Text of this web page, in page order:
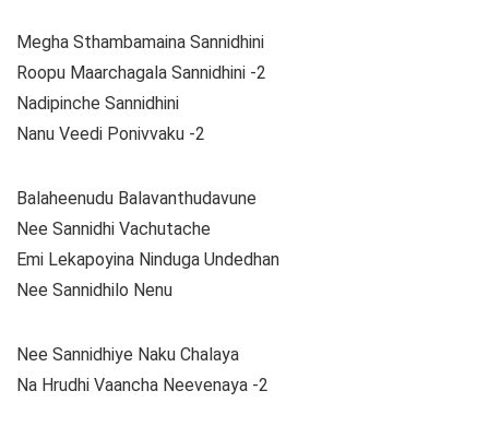
Megha Sthambamaina Sannidhini
Roopu Maarchagala Sannidhini -2
Nadipinche Sannidhini
Nanu Veedi Ponivvaku -2
Balaheenudu Balavanthudavune
Nee Sannidhi Vachutache
Emi Lekapoyina Ninduga Undedhan
Nee Sannidhilo Nenu
Nee Sannidhiye Naku Chalaya
Na Hrudhi Vaancha Neevenaya -2